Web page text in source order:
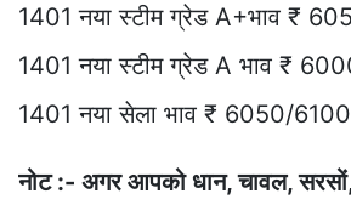
1401 नया स्टीम ग्रेड A+भाव ₹
1401 नया स्टीम ग्रेड A भाव ₹
1401 नया सेला भाव ₹ 6050/
नोट :- अगर आपको धान, चावल,